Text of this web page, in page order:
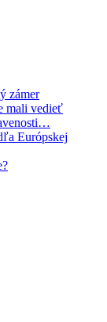
zámer
mali vedieť
Európskej